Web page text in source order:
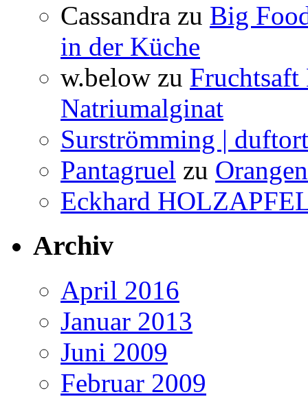
Cassandra zu Big
in der Küche
w.below zu
Natriumalginat
Surströmming |
Pantagruel zu
Eckhard
Archiv
April 2016
Januar 2013
Juni 2009
Februar 2009